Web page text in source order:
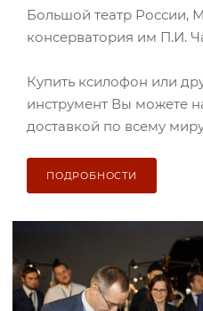
Большой театр России,
консерватория им П.И.
Купить ксилофон или
инструмент Вы можете
доставкой по всему
ПОДРОБНОСТИ